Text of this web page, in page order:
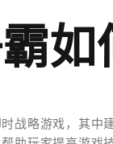
如
战略游戏，其中